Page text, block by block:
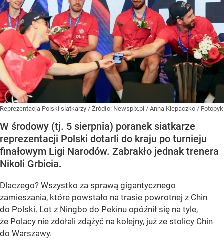
Reprezentacja Polski siatkarzy / Źródło: Newspix.pl / Anna Klepaczko / Fotopyk
W środowy (tj. 5 sierpnia) poranek siatkarze
reprezentacji Polski dotarli do kraju po turnieju
finałowym Ligi Narodów. Zabrakło jednak trenera
Nikoli Grbicia.
Dlaczego? Wszystko za sprawą gigantycznego
zamieszania, które powstało na trasie powrotnej z Chin
do Polski. Lot z Ningbo do Pekinu opóźnił się na tyle,
że Polacy nie zdołali zdążyć na kolejny, już ze stolicy Chin
do Warszawy.